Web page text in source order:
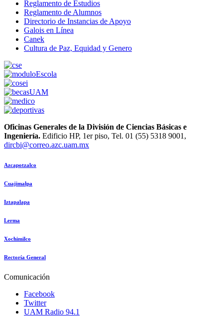
Reglamento de Estudios
Reglamento de Alumnos
Directorio de Instancias de Apoyo
Galois en Línea
Canek
Cultura de Paz, Equidad y Genero
Oficinas Generales de la División de Ciencias Básicas e
Ingeniería. Edificio HP, 1er piso, Tel. 01 (55) 5318 9001,
dircbi@correo.azc.uam.mx
Azcapotzalco
Cuajimalpa
Iztapalapa
Lerma
Xochimilco
Rectoría General
Comunicación
Facebook
Twitter
UAM Radio 94.1